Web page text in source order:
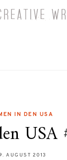
IN DEN USA
USA
AUGUST 2013